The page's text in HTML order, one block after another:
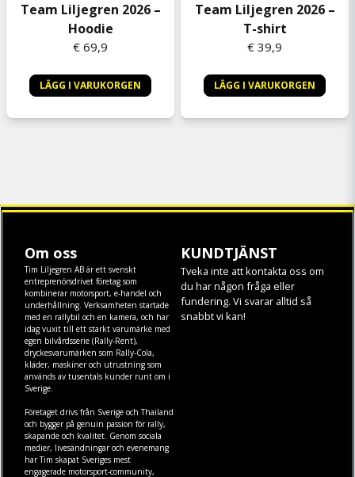
Team Liljegren 2026 –
Hoodie
€ 69,9
LÄGG I VARUKORGEN
Team Liljegren 2026 –
T-shirt
€ 39,9
LÄGG I VARUKORGEN
Om oss
Tim Liljegren AB är ett svenskt
entreprenörsdrivet företag som
kombinerar motorsport, e-handel och
underhållning. Verksamheten startade
med en rallybil och en kamera, och har
idag vuxit till ett starkt varumärke med
egen bilvårdsserie (Rally-Rent),
dryckesvarumärken som Rally-Cola,
kläder, maskineroch utrustning som
används av tusentals kunder runt om i
Sverige.
Företaget drivs från Sverige och Thailand
och bygger på genuin passion för rally,
skapande och kvalitet. Genom sociala
medier, livesändningar och evenemang
har Tim skapat Sveriges mest
engagerade motorsport-community,
KUNDTJÄNST
Tveka inte att kontakta oss om
du har någon fråga eller
fundering. Vi svarar alltid så
snabbt vi kan!